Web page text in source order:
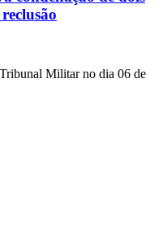
Militar no dia 06 de